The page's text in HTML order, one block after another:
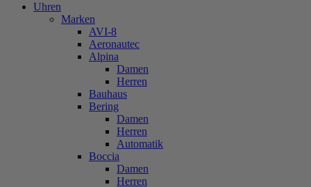
Uhren
Marken
AVI-8
Aeronautec
Alpina
Damen
Herren
Bauhaus
Bering
Damen
Herren
Automatik
Boccia
Damen
Herren